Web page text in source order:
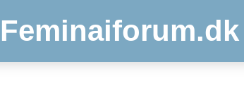
Feminaiforum.dk